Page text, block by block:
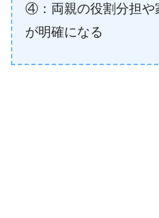
④：両親の役割分担や
が明確になる